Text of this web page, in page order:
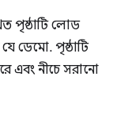
পৃষ্ঠাটি লোড
ডেমো. পৃষ্ঠাটি
এবং নীচে সরানো